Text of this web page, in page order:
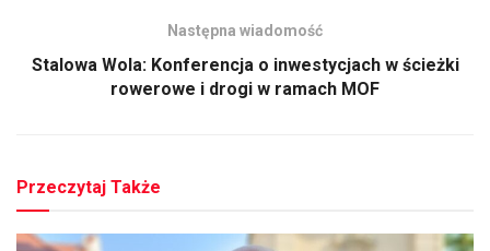
Następna wiadomość
Stalowa Wola: Konferencja o inwestycjach w ścieżki
rowerowe i drogi w ramach MOF
Przeczytaj Także